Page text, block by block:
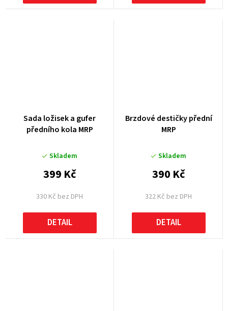
Sada ložisek a gufer
předního kola MRP
Skladem
330 Kč bez DPH
399 Kč
DETAIL
Brzdové destičky přední
MRP
Skladem
322 Kč bez DPH
390 Kč
DETAIL